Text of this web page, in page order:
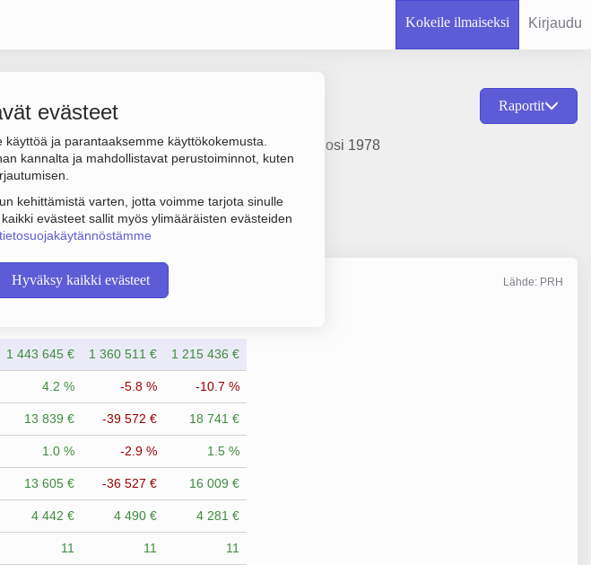
Kokeile ilmaiseksi Kirjaudu
evästeet
ja parantaaksemme käyttökokemusta.
kannalta ja mahdollistavat perustoiminnot, kuten
kehittämistä varten, jotta voimme tarjota sinulle
evästeet sallit myös ylimääräisten evästeiden
Hyväksy kaikki evästeet
Raportit
päätoimiala on Muu painaminen, perustamisvuosi 1978
Lähde: PRH
1 443 645 € 1 360 511 € 1 215 436 €
4.2 % -5.8 % -10.7 %
13 839 € -39 572 € 18 741 €
1.0 % -2.9 % 1.5 %
13 605 € -36 527 € 16 009 €
4 442 € 4 490 € 4 281 €
11 11 11